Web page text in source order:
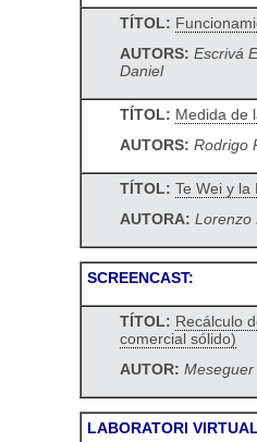
TÍTOL:
AUTORS: Escrivá
Daniel
TÍTOL: Medida de
AUTORS: Rodrigo
TÍTOL: Te Wei y la
AUTORA: Lorenzo
SCREENCAST:
TÍTOL: Recálculo
comercial sólido)
AUTOR:
LABORATORI